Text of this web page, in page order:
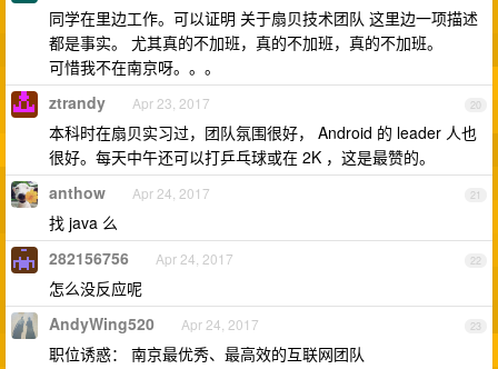
同学在里边工作。可以证明 关于扇贝技术团队 这里边一项描述
都是事实。 尤其真的不加班，真的不加班，真的不加班。
可惜我不在南京呀。。。
20
ztrandy Apr 23, 2017
本科时在扇贝实习过，团队氛围很好， Android 的 leader 人也
很好。每天中午还可以打乒乓球或在 2K ，这是最赞的。
21
anthow Apr 24, 2017
找 java 么
22
282156756 Apr 24, 2017
怎么没反应呢
23
AndyWing520 Apr 24, 2017
职位诱惑： 南京最优秀、最高效的互联网团队